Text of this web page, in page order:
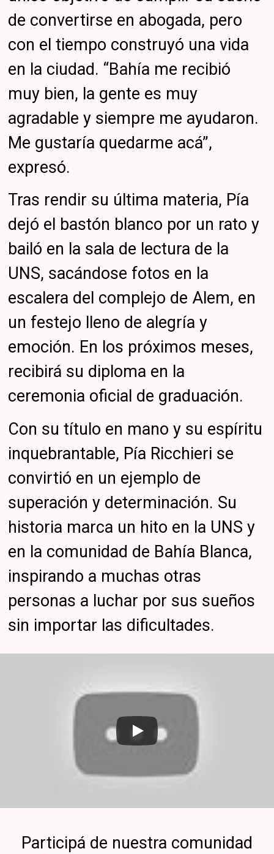
de convertirse en abogada, pero
con el tiempo construyó una vida
en la ciudad. “Bahía me recibió
muy bien, la gente es muy
agradable y siempre me ayudaron.
Me gustaría quedarme acá”,
expresó.
Tras rendir su última materia, Pía
dejó el bastón blanco por un rato y
bailó en la sala de lectura de la
UNS, sacándose fotos en la
escalera del complejo de Alem, en
un festejo lleno de alegría y
emoción. En los próximos meses,
recibirá su diploma en la
ceremonia oficial de graduación.
Con su título en mano y su espíritu
inquebrantable, Pía Ricchieri se
convirtió en un ejemplo de
superación y determinación. Su
historia marca un hito en la UNS y
en la comunidad de Bahía Blanca,
inspirando a muchas otras
personas a luchar por sus sueños
sin importar las dificultades.
Participá de nuestra comunidad